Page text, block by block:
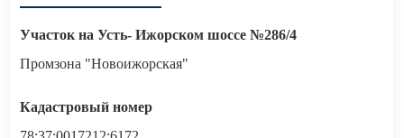
Участок на Усть- Ижорском шоссе №286/4
Промзона "Новоижорская"
Кадастровый номер